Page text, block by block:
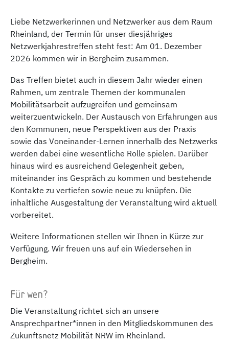
Liebe Netzwerkerinnen und Netzwerker aus dem Raum
Rheinland, der Termin für unser diesjähriges
Netzwerkjahrestreffen steht fest: Am 01. Dezember
2026 kommen wir in Bergheim zusammen.
Das Treffen bietet auch in diesem Jahr wieder einen
Rahmen, um zentrale Themen der kommunalen
Mobilitätsarbeit aufzugreifen und gemeinsam
weiterzuentwickeln. Der Austausch von Erfahrungen aus
den Kommunen, neue Perspektiven aus der Praxis
sowie das Voneinander-Lernen innerhalb des Netzwerks
werden dabei eine wesentliche Rolle spielen. Darüber
hinaus wird es ausreichend Gelegenheit geben,
miteinander ins Gespräch zu kommen und bestehende
Kontakte zu vertiefen sowie neue zu knüpfen. Die
inhaltliche Ausgestaltung der Veranstaltung wird aktuell
vorbereitet.
Weitere Informationen stellen wir Ihnen in Kürze zur
Verfügung. Wir freuen uns auf ein Wiedersehen in
Bergheim.
Für wen?
Die Veranstaltung richtet sich an unsere
Ansprechpartner*innen in den Mitgliedskommunen des
Zukunftsnetz Mobilität NRW im Rheinland.